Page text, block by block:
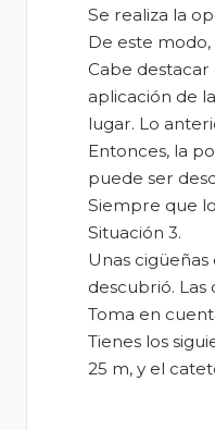
Se realiza la
De este modo,
Cabe
aplicación de
lugar. Lo
Entonces, la
puede ser
Siempre que
Situación 3.
Unas
descubrió. Las
Toma en
Tienes los
25 m, y el